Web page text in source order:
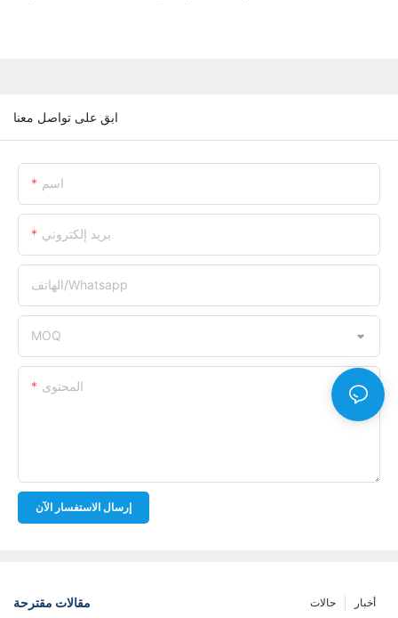
ابق على تواصل معنا
اسم
بريد إلكتروني
الهاتف/whatsapp
MOQ
المحتوى
إرسال الاستفسار الآن
مقالات مقترحة أخبار حالات